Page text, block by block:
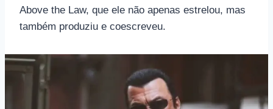
Above the Law, que ele não apenas estrelou, mas
também produziu e coescreveu.